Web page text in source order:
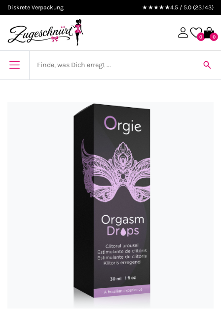
Diskrete Verpackung ★★★★★4.5 / 5.0 (23.143)
0 0